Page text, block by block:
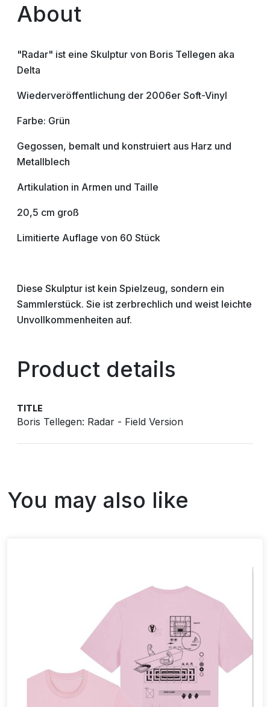
About
"Radar" ist eine Skulptur von Boris Tellegen aka
Delta
Wiederveröffentlichung der 2006er Soft-Vinyl
Farbe: Grün
Gegossen, bemalt und konstruiert aus Harz und
Metallblech
Artikulation in Armen und Taille
20,5 cm groß
Limitierte Auflage von 60 Stück
Diese Skulptur ist kein Spielzeug, sondern ein
Sammlerstück. Sie ist zerbrechlich und weist leichte
Unvollkommenheiten auf.
Product details
TITLE
Boris Tellegen: Radar - Field Version
You may also like